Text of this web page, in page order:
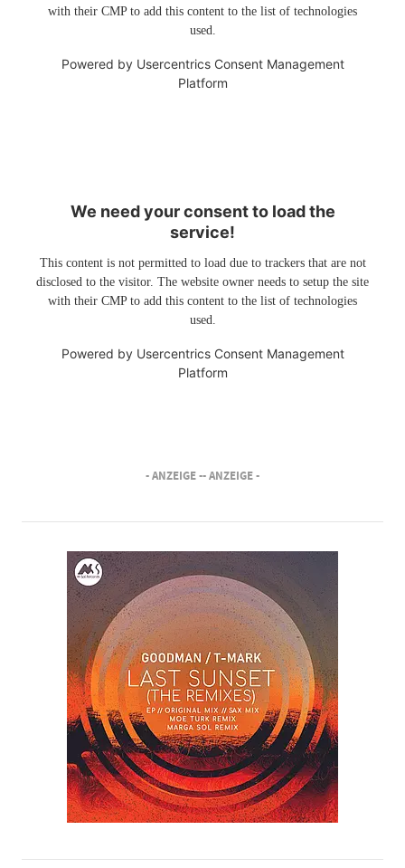
with their CMP to add this content to the list of technologies
used.
Powered by Usercentrics Consent Management
Platform
We need your consent to load the
service!
This content is not permitted to load due to trackers that are not
disclosed to the visitor. The website owner needs to setup the site
with their CMP to add this content to the list of technologies
used.
Powered by Usercentrics Consent Management
Platform
- ANZEIGE -- ANZEIGE -